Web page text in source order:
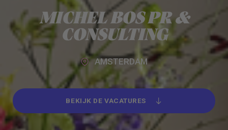
Alle werkgevers
MICHEL BOS PR &
CONSULTING
AMSTERDAM
BEKIJK DE VACATURES
BEKIJK DE VACATURES